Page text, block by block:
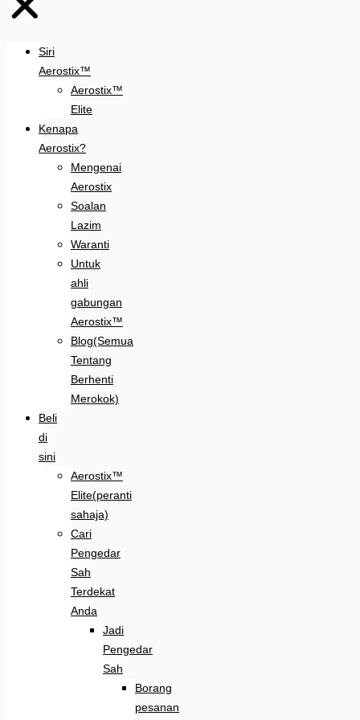
Siri
Aerostix™
Aerostix™
Elite
Kenapa
Aerostix?
Mengenai
Aerostix
Soalan
Lazim
Waranti
Untuk
ahli
gabungan
Aerostix™
Blog(Semua
Tentang
Berhenti
Merokok)
Beli
di
sini
Aerostix™
Elite(peranti
sahaja)
Cari
Pengedar
Sah
Terdekat
Anda
Jadi
Pengedar
Sah
Borang
pesanan